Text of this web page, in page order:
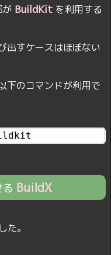
が BuildKit を利用する
出すケースはほぼない
下のコマンドが利用で
BuildX
た。